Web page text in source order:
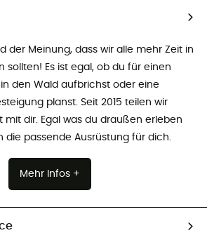
der Meinung, dass wir alle mehr Zeit in
sollten! Es ist egal, ob du für einen
in den Wald aufbrichst oder eine
planst. Seit 2015 teilen wir
mit dir. Egal was du draußen erleben
die passende Ausrüstung für dich.
Mehr Infos +